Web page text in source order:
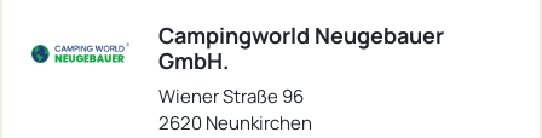
Campingworld Neugebauer
GmbH.
Wiener Straße 96
2620 Neunkirchen